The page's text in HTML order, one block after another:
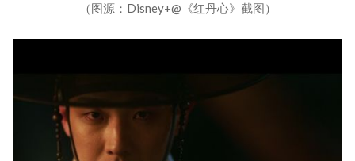
（图源：Disney+@《红丹心》截图）